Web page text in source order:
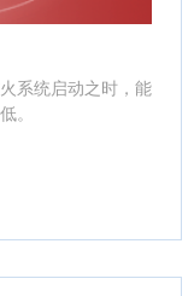
系统启动之时，能
。